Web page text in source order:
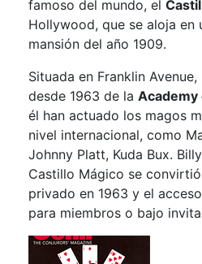
famoso del mundo, el
Hollywood, que se aloja en
mansión del año 1909.
Situada en Franklin
desde 1963 de la Academy
él han actuado los magos
nivel internacional, como
Johnny Platt, Kuda Bux.
Castillo Mágico se
privado en 1963 y el
para miembros o bajo